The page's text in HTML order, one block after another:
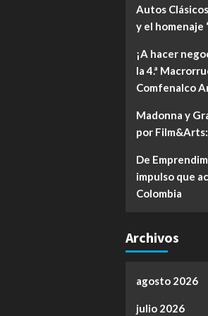
Autos
y el homenaje
¡A hacer
la 4.ª
Comfenalco
Madonna y
por
De
impulso que
Colombia
Archivos
agosto 2026
julio 2026